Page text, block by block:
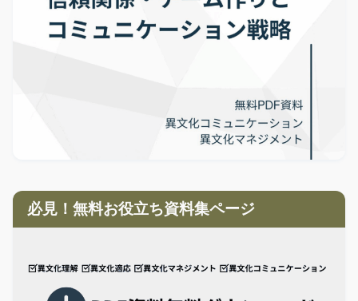
必見！無料お役立ち資料集ページ